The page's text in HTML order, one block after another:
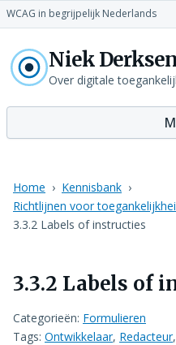
WCAG in begrijpelijk Nederlands
Niek
Over digitale
Home
Kennisbank
Richtlijnen voor
3.3.2 Labels of instructies
3.3.2 Labels of
Categorieën: Formulieren
Tags: Ontwikkelaar, Redacteur,